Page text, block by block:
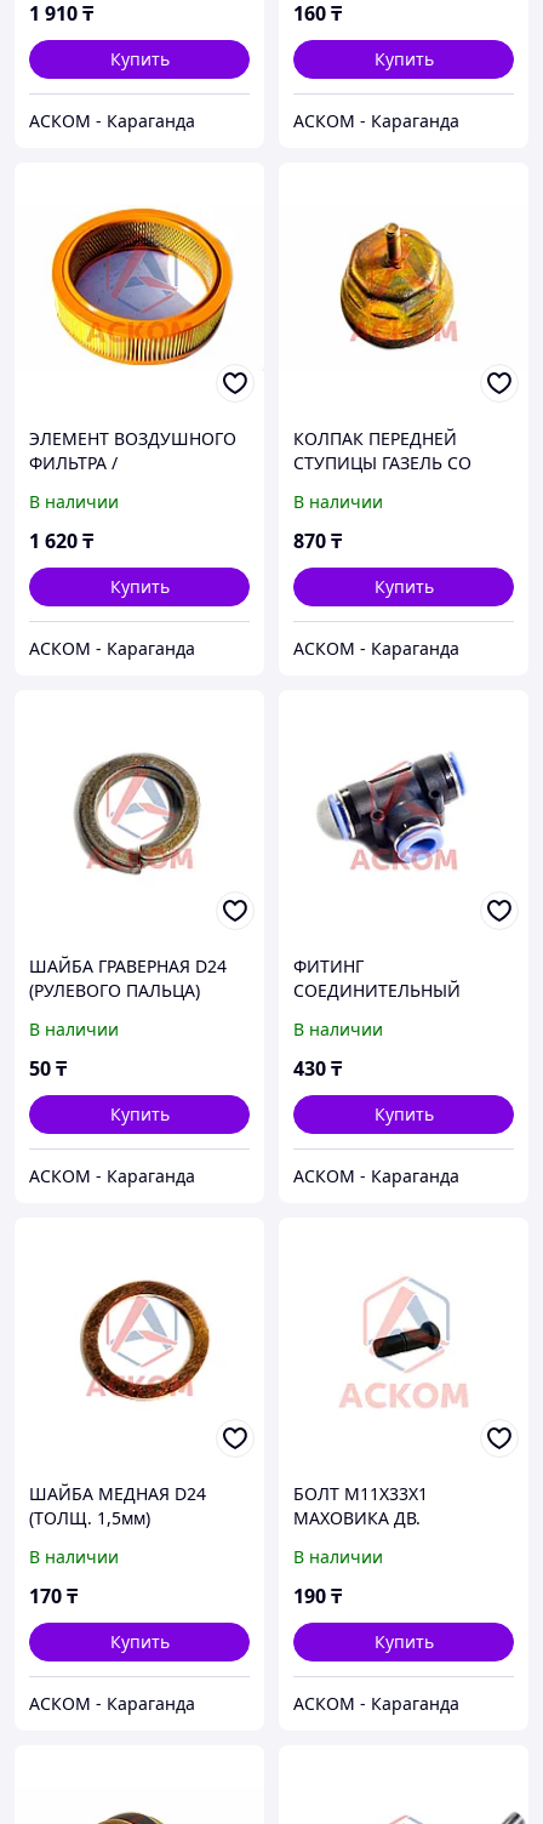
1 910₸
Купить
АСКОМ - Караганда
БЕЛАВТОКОМПЛЕКТ
160₸
Купить
АСКОМ - Караганда
ЭЛЕМЕНТ ВОЗДУШНОГО
ФИЛЬТРА /
ДВ.ЗМЗ-24,402 / ПАЗ-3205
ДВС.ЗМЗ 5234.10 ЕВРО-3 /
В наличии
1 620₸
Купить
АСКОМ - Караганда
КОЛПАК ПЕРЕДНЕЙ
СТУПИЦЫ ГАЗЕЛЬ СО
В наличии
870₸
Купить
АСКОМ - Караганда
ШАЙБА ГРАВЕРНАЯ D24
(РУЛЕВОГО ПАЛЬЦА)
В наличии
50₸
Купить
АСКОМ - Караганда
ФИТИНГ
СОЕДИНИТЕЛЬНЫЙ
D 14 ММ
БЕЛАВТОКОМПЛЕКТ
В наличии
430₸
Купить
АСКОМ - Караганда
ШАЙБА МЕДНАЯ D24
(ТОЛЩ. 1,5мм)
В наличии
170₸
Купить
АСКОМ - Караганда
БОЛТ М11Х33Х1
МАХОВИКА ДВ.
В наличии
190₸
Купить
АСКОМ - Караганда